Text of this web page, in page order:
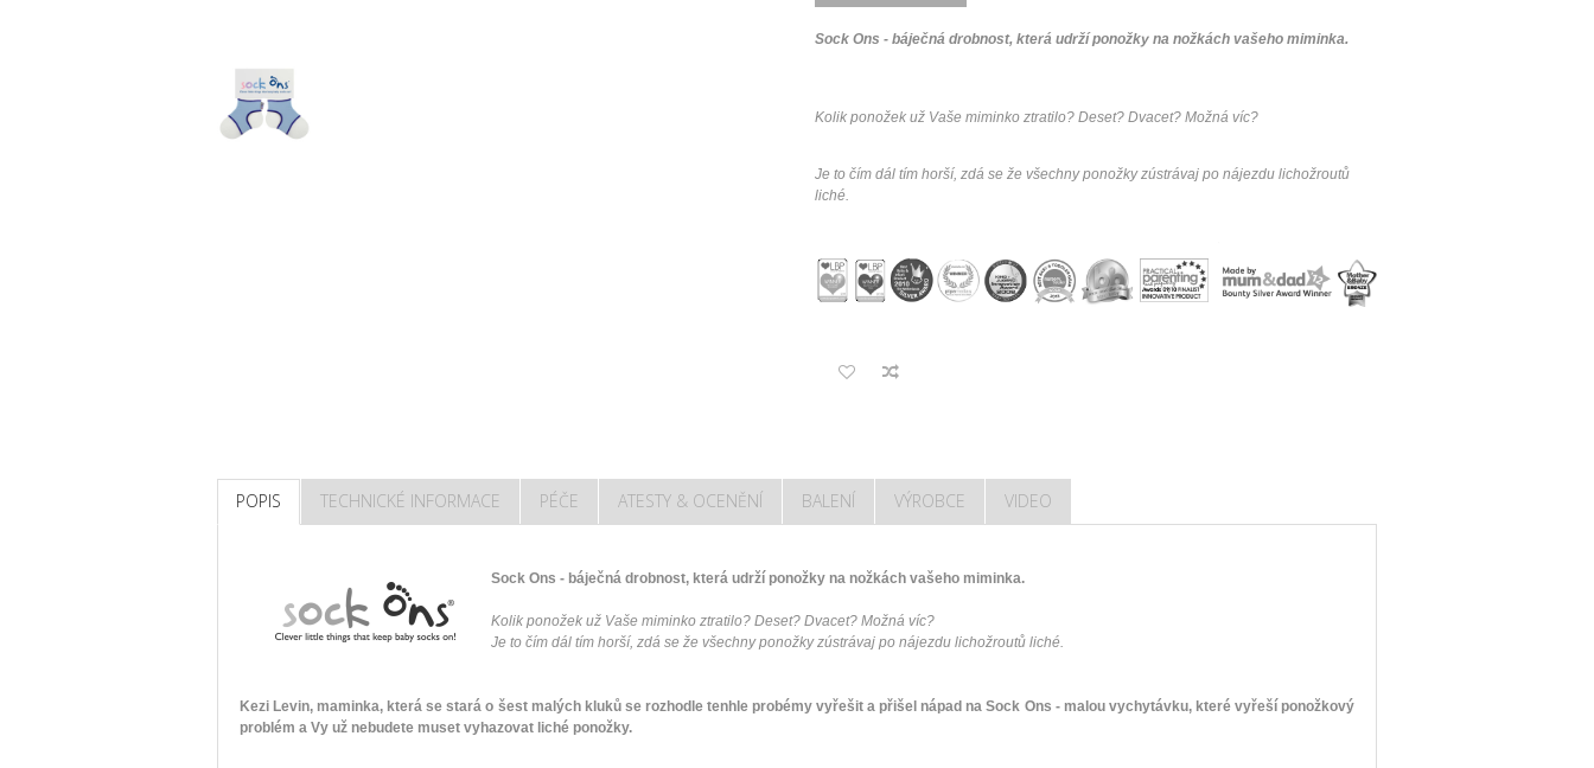
Sock Ons - báječná drobnost, která udrží ponožky na nožkách vašeho miminka.
Kolik ponožek už Vaše miminko ztratilo? Deset? Dvacet? Možná víc?
Je to čím dál tím horší, zdá se že všechny ponožky zústrávaj po nájezdu lichožroutů
liché.
POPIS TECHNICKÉ INFORMACE PÉČE ATESTY & OCENĚNÍ BALENÍ VÝROBCE VIDEO
Sock Ons - báječná drobnost, která udrží ponožky na nožkách vašeho miminka.
Kolik ponožek už Vaše miminko ztratilo? Deset? Dvacet? Možná víc?
Je to čím dál tím horší, zdá se že všechny ponožky zústrávaj po nájezdu lichožroutů liché.
Kezi Levin, maminka, která se stará o šest malých kluků se rozhodle tenhle probémy vyřešit a přišel nápad na Sock Ons - malou vychytávku, které vyřeší ponožkový
problém a Vy už nebudete muset vyhazovat liché ponožky.